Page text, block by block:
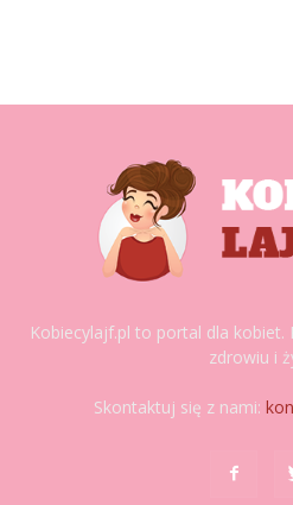
Kobiecylajf.pl to portal dla
zdrowiu i
Skontaktuj się z nami: